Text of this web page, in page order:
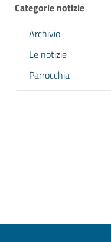
Categorie notizie
Archivio
Le notizie
Parrocchia